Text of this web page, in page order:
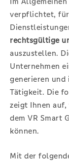
verpflichtet, für
rechtsgültige
auszustellen.
Unternehmen
generieren und
Tätigkeit. Die
zeigt Ihnen
dem VR Smart
können.
Mit der